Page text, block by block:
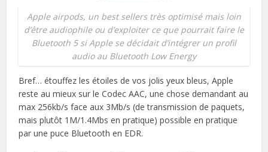
Apple airpods, un best sellers très optimisé mais loin
d’être audiophile ou d’exploiter ce que pourrait faire le
Bluetooth 5 si Apple se décidait d’intégrer un profil
audio au Bluetooth Low Energy
Bref… étouffez les étoiles de vos jolis yeux bleus, Apple
reste au mieux sur le Codec AAC, une chose demandant au
max 256kb/s face aux 3Mb/s (de transmission de paquets,
mais plutôt 1M/1.4Mbs en pratique) possible en pratique
par une puce Bluetooth en EDR.